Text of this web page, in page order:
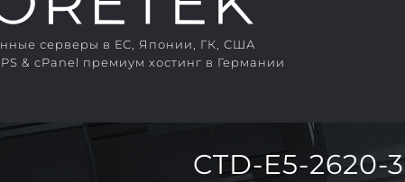
серверы в ЕС, Японии, ГК, США
& cPanel премиум хостинг в Германии
CTD-E5-2620-3